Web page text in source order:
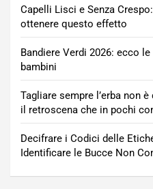
Capelli Lisci e Senza
ottenere questo effetto
Bandiere Verdi 2026: ecco
bambini
Tagliare sempre l’erba non
il retroscena che in pochi
Decifrare i Codici delle
Identificare le Bucce Non